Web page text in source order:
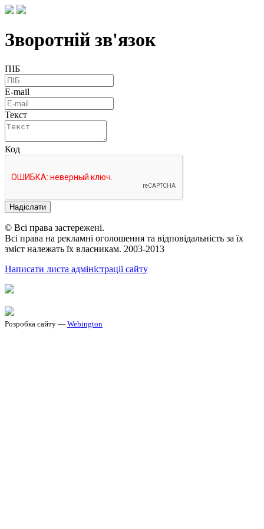
Зворотній зв'язок
ПІБ
E-mail
Текст
Код
Надіслати
© Всі права застережені.
Всі права на рекламні оголошення та відповідальність за їх
зміст належать їх власникам. 2003-2013
Написати листа адміністрації сайту
Розробка сайту — Webington